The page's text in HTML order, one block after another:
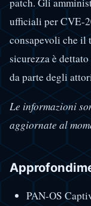
patch. Gli
ufficiali per CVE-
consapevoli che il
sicurezza è
da parte degli
Le informazioni
aggiornate al
PAN-OS